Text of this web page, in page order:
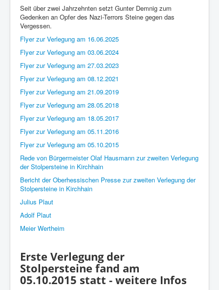
Seit über zwei Jahrzehnten setzt Gunter Demnig zum
Gedenken an Opfer des Nazi-Terrors Steine gegen das
Vergessen.
Flyer zur Verlegung am 16.06.2025
Flyer zur Verlegung am 03.06.2024
Flyer zur Verlegung am 27.03.2023
Flyer zur Verlegung am 08.12.2021
Flyer zur Verlegung am 21.09.2019
Flyer zur Verlegung am 28.05.2018
Flyer zur Verlegung am 18.05.2017
Flyer zur Verlegung am 05.11.2016
Flyer zur Verlegung am 05.10.2015
Rede von Bürgermeister Olaf Hausmann zur zweiten Verlegung
der Stolpersteine in Kirchhain
Bericht der Oberhessischen Presse zur zweiten Verlegung der
Stolpersteine in Kirchhain
Julius Plaut
Adolf Plaut
Meier Wertheim
Erste Verlegung der
Stolpersteine fand am
05.10.2015 statt - weitere Infos